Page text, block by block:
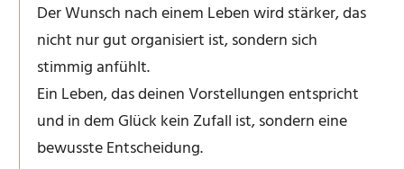
Der Wunsch nach einem Leben wird stärker, das
nicht nur gut organisiert ist, sondern sich
stimmig anfühlt.
Ein Leben, das deinen Vorstellungen entspricht
und in dem Glück kein Zufall ist, sondern eine
bewusste Entscheidung.